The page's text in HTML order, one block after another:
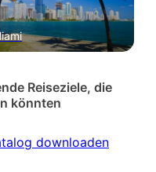
Reiseziele, die
könnten
downloaden